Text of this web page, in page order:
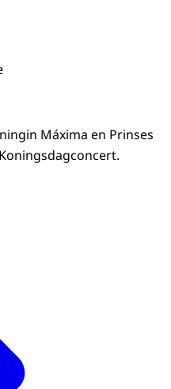
Máxima en Prinses